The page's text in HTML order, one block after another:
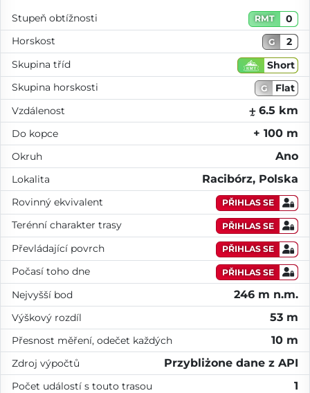
Stupeň obtížnosti RMT
0
Horskost
G
2
Skupina tříd
Short
Skupina horskosti
G
Flat
Vzdálenost
⨦ 6.5 km
Do kopce + 100 m
Okruh Ano
Lokalita Racibórz, Polska
Rovinný ekvivalent PŘIHLAS SE
Terénní charakter trasy PŘIHLAS SE
Převládající povrch PŘIHLAS SE
Počasí toho dne PŘIHLAS SE
Nejvyšší bod 246 m n.m.
Výškový rozdíl 53 m
Přesnost měření, odečet každých 10 m
Zdroj výpočtů Przybliżone dane z API
Počet událostí s touto trasou 1